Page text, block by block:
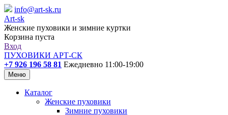
info@art-sk.ru
Art-sk
Женские пуховики и зимние куртки
Корзина пуста
Вход
ПУХОВИКИ АРТ-СК
+7 926 196 58 81 Ежедневно 11:00-19:00
Меню
Каталог
Женские пуховики
Зимние пуховики